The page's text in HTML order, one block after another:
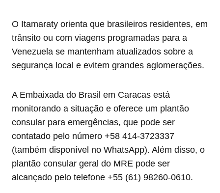
O Itamaraty orienta que brasileiros residentes, em
trânsito ou com viagens programadas para a
Venezuela se mantenham atualizados sobre a
segurança local e evitem grandes aglomerações.
A Embaixada do Brasil em Caracas está
monitorando a situação e oferece um plantão
consular para emergências, que pode ser
contatado pelo número +58 414-3723337
(também disponível no WhatsApp). Além disso, o
plantão consular geral do MRE pode ser
alcançado pelo telefone +55 (61) 98260-0610.